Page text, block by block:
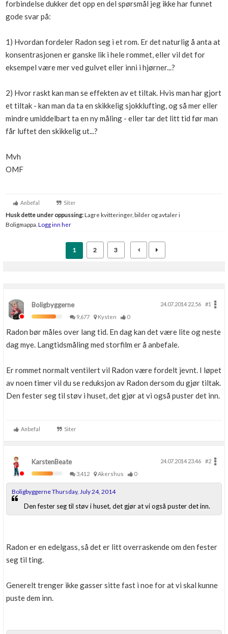
Boligmappa+
Få mer ut av Boligmappa
forbindelse dukker det opp en del spørsmål jeg ikke har funnet
gode svar på:
1) Hvordan fordeler Radon seg i et rom. Er det naturlig å anta at
konsentrasjonen er ganske lik i hele rommet, eller vil det for
eksempel være mer ved gulvet eller inni i hjørner...?
2) Hvor raskt kan man se effekten av et tiltak. Hvis man har gjort
et tiltak - kan man da ta en skikkelig sjokklufting, og så mer eller
mindre umiddelbart ta en ny måling - eller tar det litt tid før man
får luftet den skikkelig ut...?
Mvh
OMF
Anbefal Siter
Husk dette under oppussing:Lagre kvitteringer, bilder og avtaler i
Boligmappa. Logg inn her
1 2 3
Boligbyggerne 24.07.2014 22.56
#1
9,677
Kysten 0
Radon bør måles over lang tid. En dag kan det være lite og neste
dag mye. Langtidsmåling med storfilm er å anbefale.
Er rommet normalt ventilert vil Radon være fordelt jevnt. I løpet
av noen timer vil du se reduksjon av Radon dersom du gjør tiltak.
Den fester seg til støv i huset, det gjør at vi også puster det inn.
Anbefal Siter
KarstenBeate 24.07.2014 23.46
#2
3,412
Akershus 0
Boligbyggerne Thursday, July 24, 2014
Den fester seg til støv i huset, det gjør at vi også puster det inn.
Radon er en edelgass, så det er litt overraskende om den fester
seg til ting.
Generelt trenger ikke gasser sitte fast i noe for at vi skal kunne
puste dem inn.